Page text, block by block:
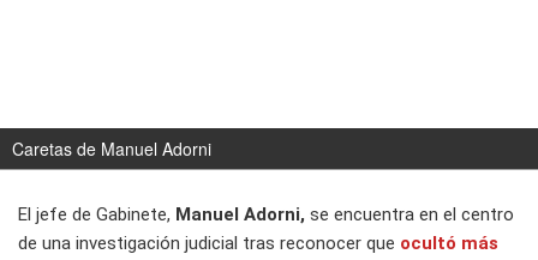
Caretas de Manuel Adorni
El jefe de Gabinete, Manuel Adorni, se encuentra en el centro
de una investigación judicial tras reconocer que ocultó más